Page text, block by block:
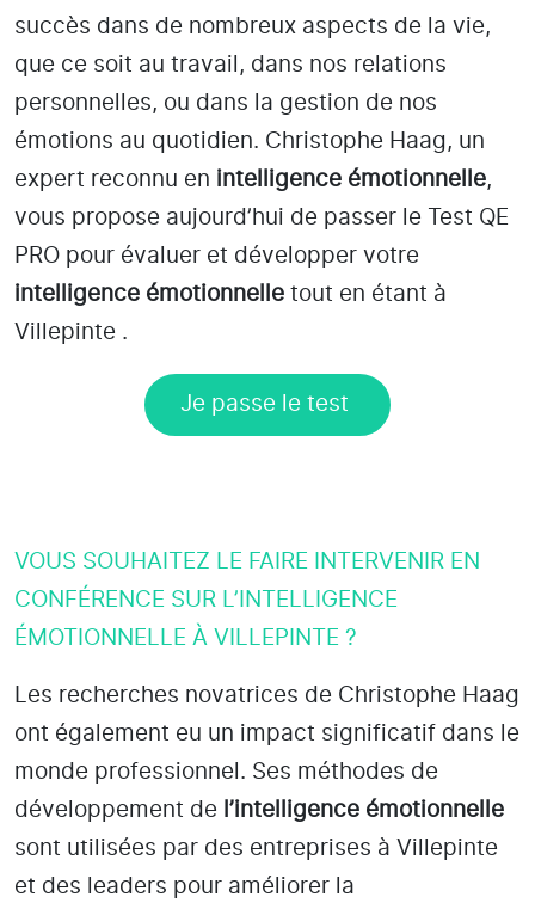
succès dans de nombreux aspects de la vie,
que ce soit au travail, dans nos relations
personnelles, ou dans la gestion de nos
émotions au quotidien. Christophe Haag, un
expert reconnu en intelligence émotionnelle,
vous propose aujourd’hui de passer le Test QE
PRO pour évaluer et développer votre
intelligence émotionnelle tout en étant à
Villepinte .
Je passe le test
VOUS SOUHAITEZ LE FAIRE INTERVENIR EN
CONFÉRENCE SUR L’INTELLIGENCE
ÉMOTIONNELLE À VILLEPINTE ?
Les recherches novatrices de Christophe Haag
ont également eu un impact significatif dans le
monde professionnel. Ses méthodes de
développement de l’intelligence émotionnelle
sont utilisées par des entreprises à Villepinte
et des leaders pour améliorer la